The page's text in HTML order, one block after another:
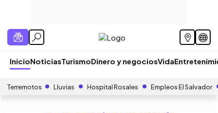
InicioNoticiasTurismoDinero y negociosVida
Terremotos Lluvias Hospital Rosales Empleos El Salvador